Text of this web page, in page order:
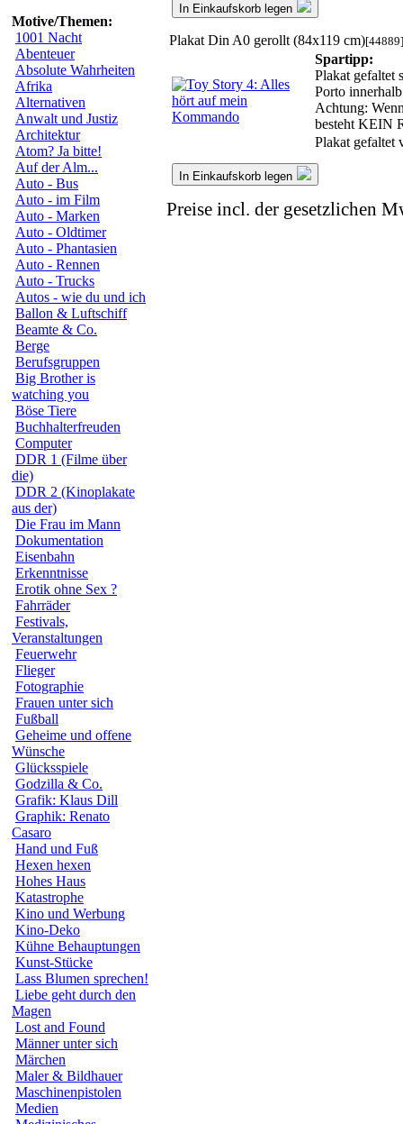
Motive/Themen:
1001 Nacht
Abenteuer
Absolute Wahrheiten
Afrika
Alternativen
Anwalt und Justiz
Architektur
Atom? Ja bitte!
Auf der Alm...
Auto - Bus
Auto - im Film
Auto - Marken
Auto - Oldtimer
Auto - Phantasien
Auto - Rennen
Auto - Trucks
Autos - wie du und ich
Ballon & Luftschiff
Beamte & Co.
Berge
Berufsgruppen
Big Brother is
watching you
Böse Tiere
Buchhalterfreuden
Computer
DDR 1 (Filme über
die)
DDR 2 (Kinoplakate
aus der)
Die Frau im Mann
Dokumentation
Eisenbahn
Erkenntnisse
Erotik ohne Sex ?
Fahrräder
Festivals,
Veranstaltungen
Feuerwehr
Flieger
Fotographie
Frauen unter sich
Fußball
Geheime und offene
Wünsche
Glücksspiele
Godzilla & Co.
Grafik: Klaus Dill
Graphik: Renato
Casaro
Hand und Fuß
Hexen hexen
Hohes Haus
Katastrophe
Kino und Werbung
Kino-Deko
Kühne Behauptungen
Kunst-Stücke
Lass Blumen sprechen!
Liebe geht durch den
Magen
Lost and Found
Männer unter sich
Märchen
Maler & Bildhauer
Maschinenpistolen
Medien
In Einkaufskorb legen
Plakat Din A0 gerollt (84x119 cm)[44889]
Spartipp:
Plakat gefaltet
Porto
Achtung:
besteht KEIN
Plakat gefaltet
In Einkaufskorb legen
Preise incl. der gesetzlichen